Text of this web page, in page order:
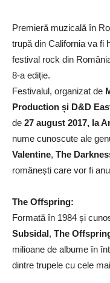
Premieră muzicală în
trupă din California va fi
festival rock din
8-a ediție.
Festivalul, organizat de
Production și D&D
de 27 august 2017, la
nume cunoscute ale
Valentine, The
românești care vor fi
The Offspring:
Formată în 1984 și
Subsidal, The
milioane de albume în
dintre trupele cu cele